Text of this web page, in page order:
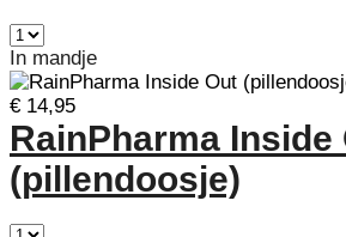
In mandje
€ 14,95
RainPharma Inside
(pillendoosje)